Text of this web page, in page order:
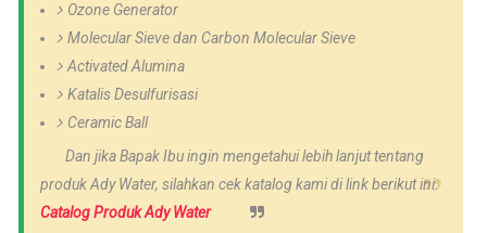
Ozone Generator
Molecular Sieve dan Carbon Molecular Sieve
Activated Alumina
Katalis Desulfurisasi
Ceramic Ball
Dan jika Bapak Ibu ingin mengetahui lebih lanjut tentang
produk Ady Water, silahkan cek katalog kami di link berikut ini.
Catalog Produk Ady Water